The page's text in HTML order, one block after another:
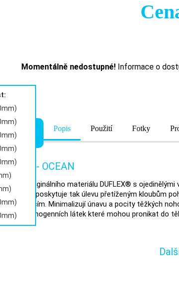
Momentálně nedostupné!Informace o
Popis Použití Fotky
dětská - OCEAN
z originálního materiálu DUFLEX® s
otřesy a poskytuje tak úlevu přetíženým kloubům
korekcím. Minimalizují únavu a pocity těžkých
karcinogenních látek které mohou pronikat do